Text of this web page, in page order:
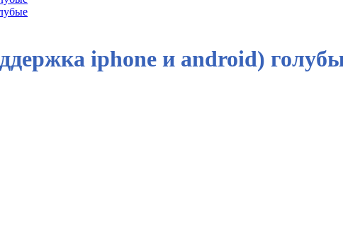
iphone и android)